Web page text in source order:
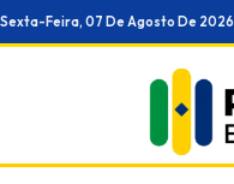
Ir
para
Sexta-Feira, 07 De Agosto De 2026